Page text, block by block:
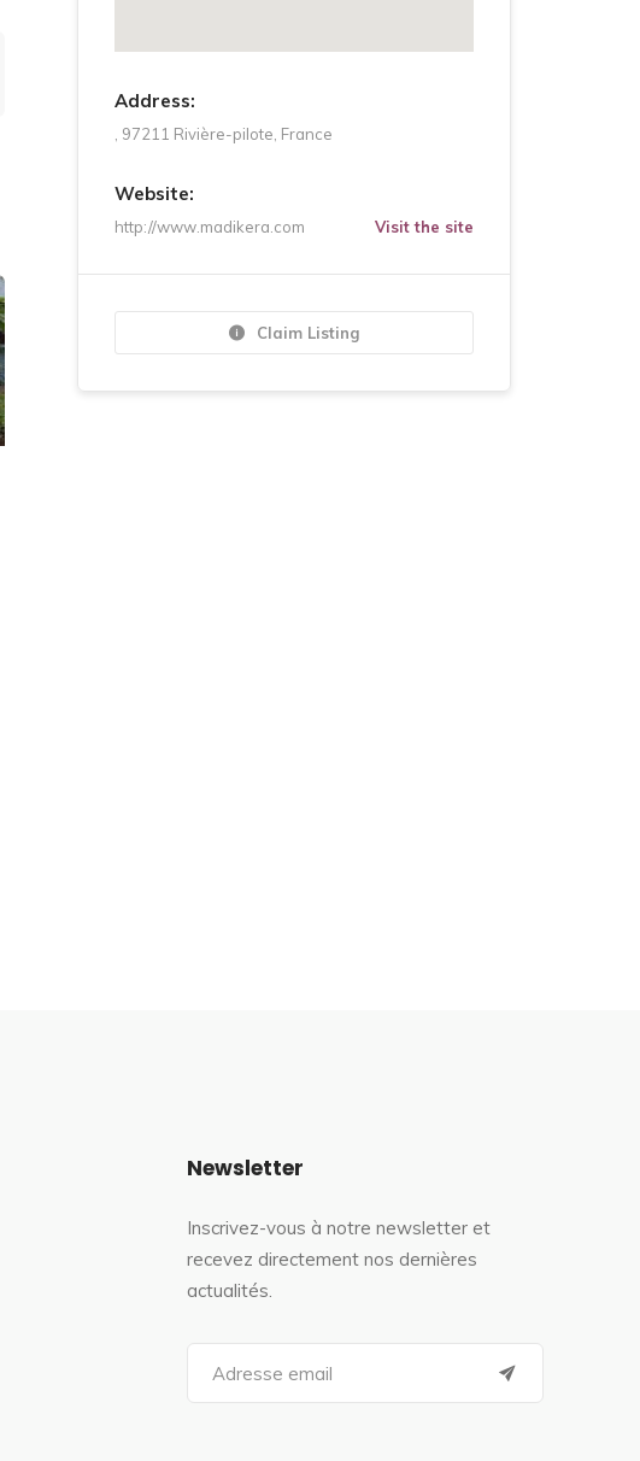
Address:
, 97211 Rivière-pilote, France
Website:
http://www.madikera.com Visit the site
Claim Listing
Newsletter
Inscrivez-vous à notre newsletter et
recevez directement nos dernières
actualités.
a